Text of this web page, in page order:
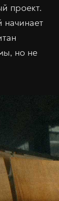
проект.
но не